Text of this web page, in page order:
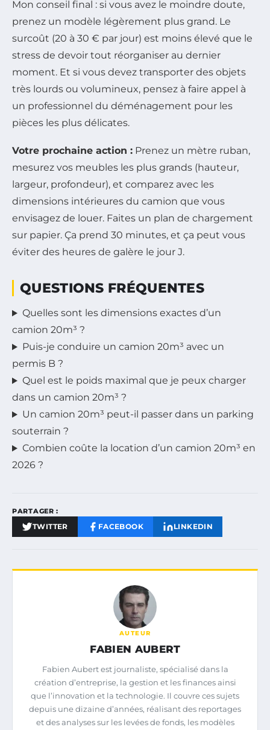
Mon conseil final : si vous avez le moindre doute,
prenez un modèle légèrement plus grand. Le
surcoût (20 à 30 € par jour) est moins élevé que le
stress de devoir tout réorganiser au dernier
moment. Et si vous devez transporter des objets
très lourds ou volumineux, pensez à faire appel à
un professionnel du déménagement pour les
pièces les plus délicates.
Votre prochaine action : Prenez un mètre ruban,
mesurez vos meubles les plus grands (hauteur,
largeur, profondeur), et comparez avec les
dimensions intérieures du camion que vous
envisagez de louer. Faites un plan de chargement
sur papier. Ça prend 30 minutes, et ça peut vous
éviter des heures de galère le jour J.
QUESTIONS FRÉQUENTES
Quelles sont les dimensions exactes d’un
camion 20m³ ?
Puis-je conduire un camion 20m³ avec un
permis B ?
Quel est le poids maximal que je peux charger
dans un camion 20m³ ?
Un camion 20m³ peut-il passer dans un parking
souterrain ?
Combien coûte la location d’un camion 20m³ en
2026 ?
PARTAGER :
TWITTER FACEBOOK LINKEDIN
AUTEUR
FABIEN AUBERT
Fabien Aubert est journaliste, spécialisé dans la
création d’entreprise, la gestion et les finances ainsi
que l’innovation et la technologie. Il couvre ces sujets
depuis une dizaine d’années, réalisant des reportages
et des analyses sur les levées de fonds, les modèles